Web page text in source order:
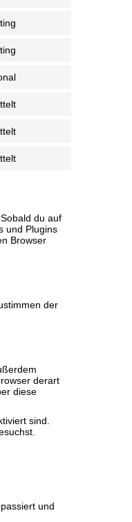
du auf
und Plugins
Browser
der
derart
diese
sind.
und